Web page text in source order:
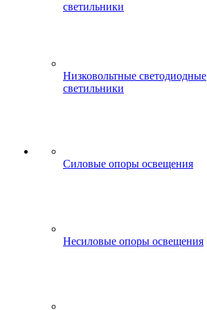
светильники
Низковольтные светодиодные
светильники
Силовые опоры освещения
Несиловые опоры освещения